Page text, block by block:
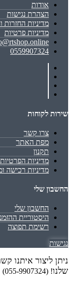
אודות
הצהרת נגישות
מדיניות
מדיניות פרטיות
0559907324
שירות לקוחות
צרו קשר
מפת האתר
תקנון
מדיניות הפרטיות
מדיניות רכישה
החשבון שלי
החשבון שלי
היסטוריית
רשימת תפוצה
נגישות
ניתן ליצור איתנו
שלנו! (055-9907324)